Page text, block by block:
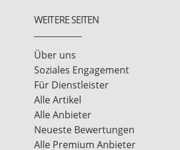
WEITERE SEITEN
Über uns
Soziales Engagement
Für Dienstleister
Alle Artikel
Alle Anbieter
Neueste Bewertungen
Alle Premium Anbieter